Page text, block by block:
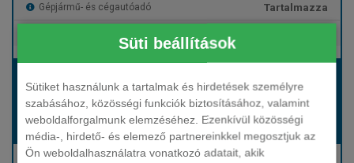
Süti beállítások
Sütiket használunk a tartalmak és hirdetések személyre
szabásához, közösségi funkciók biztosításához, valamint
weboldalforgalmunk elemzéséhez. Ezenkívül közösségi
média-, hirdető- és elemező partnereinkkel megosztjuk az
Ön weboldalhasználatra vonatkozó adatait, akik
Gépjármű- és cégautóadó Tartalmazza
Hívjon bennünket!
Hívjon bennünket!
Hívjon: +36 1 888 0088